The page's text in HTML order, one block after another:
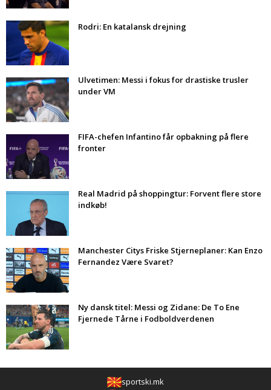
Rodri: En katalansk drejning
Ulvetimen: Messi i fokus for drastiske trusler
under VM
FIFA-chefen Infantino får opbakning på flere
fronter
Real Madrid på shoppingtur: Forvent flere store
indkøb!
Manchester Citys Friske Stjerneplaner: Kan Enzo
Fernandez Være Svaret?
Ny dansk titel: Messi og Zidane: De To Ene
Fjernede Tårne i Fodboldverdenen
sportski.mk